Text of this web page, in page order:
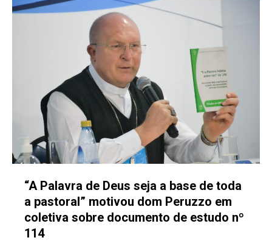
“A Palavra de Deus seja a base de toda
a pastoral” motivou dom Peruzzo em
coletiva sobre documento de estudo nº
114